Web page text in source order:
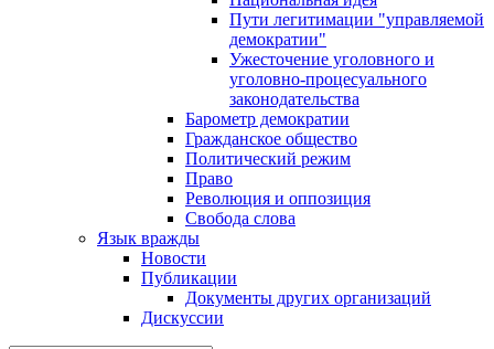
Пути легитимации "управляемой
демократии"
Ужесточение уголовного и
уголовно-процесуального
законодательства
Барометр демократии
Гражданское общество
Политический режим
Право
Революция и оппозиция
Свобода слова
Язык вражды
Новости
Публикации
Документы других организаций
Дискуссии